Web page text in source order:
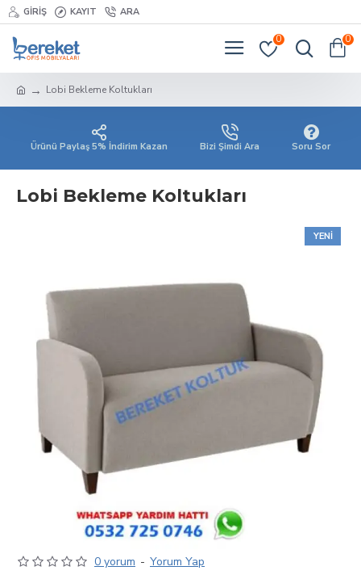
GIRIŞ KAYIT ARA
0 0
Lobi Bekleme Koltukları
Ürünü Paylaş 5% İndirim Kazan Bizi Şimdi Ara Soru Sor
Lobi Bekleme Koltukları
YENI
0 yorum - Yorum Yap